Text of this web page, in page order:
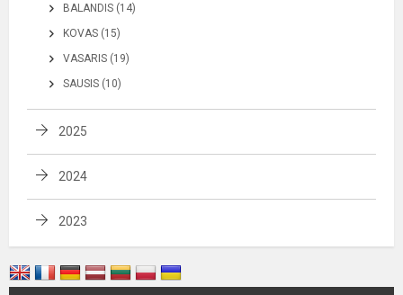
BALANDIS (14)
KOVAS (15)
VASARIS (19)
SAUSIS (10)
2025
2024
2023